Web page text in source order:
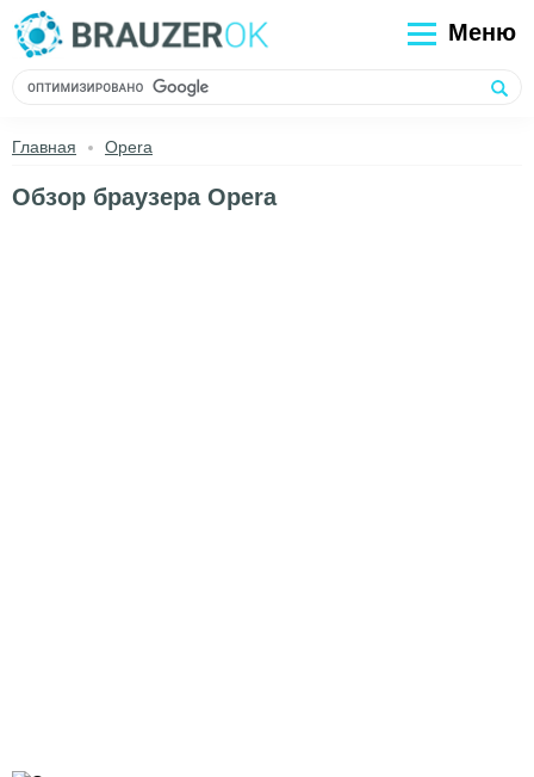
Меню
Главная Opera
Обзор браузера Opera